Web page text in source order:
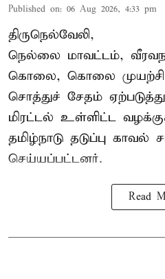
Published on: 06 Aug 2026, 4:33 pm
திருநெல்வேலி,
நெல்லை மாவட்டம்,
கொலை, கொலை
சொத்துச் சேதம்
மிரட்டல் உள்ளிட்ட
தமிழ்நாடு தடுப்பு காவல்
செய்யப்பட்டனர்.
Read